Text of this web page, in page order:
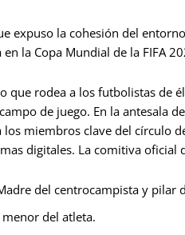
expuso la cohesión del
la Copa Mundial de la FIFA
que rodea a los futbolistas de
de juego. En la antesala
miembros clave del círculo
digitales. La comitiva
del centrocampista y pilar
del atleta.